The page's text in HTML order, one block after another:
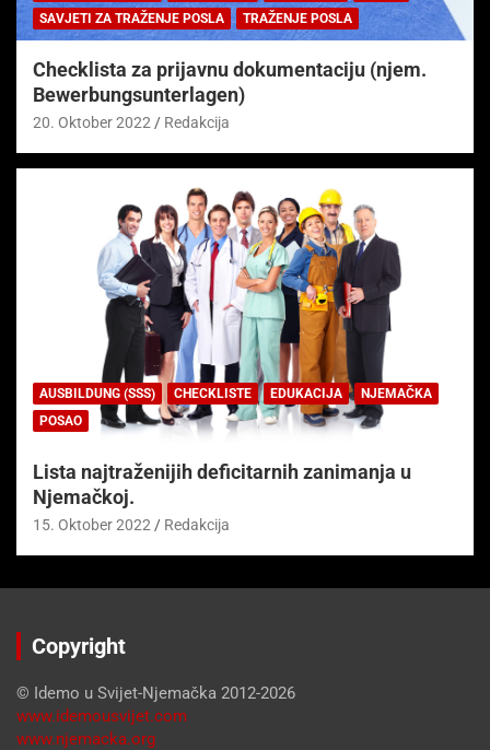
SAVJETI ZA TRAŽENJE POSLA
TRAŽENJE POSLA
Checklista za prijavnu dokumentaciju (njem.
Bewerbungsunterlagen)
20. Oktober 2022 Redakcija
AUSBILDUNG (SSS) CHECKLISTE EDUKACIJA
NJEMAČKA
POSAO
Lista najtraženijih deficitarnih zanimanja u
Njemačkoj.
15. Oktober 2022 Redakcija
Copyright
© Idemo u Svijet-Njemačka 2012-2026
www.idemousvijet.com
www.njemacka.org